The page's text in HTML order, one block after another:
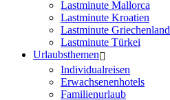
Lastminute Mallorca
Lastminute Kroatien
Lastminute Griechenland
Lastminute Türkei
Urlaubsthemen
Individualreisen
Erwachsenenhotels
Familienurlaub